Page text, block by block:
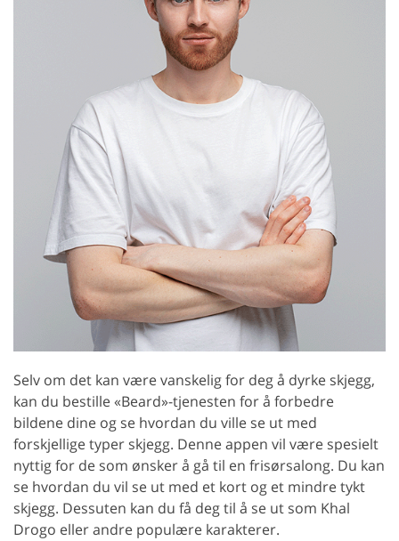
Selv om det kan være vanskelig for deg å dyrke skjegg,
kan du bestille «Beard»-tjenesten for å forbedre
bildene dine og se hvordan du ville se ut med
forskjellige typer skjegg. Denne appen vil være spesielt
nyttig for de som ønsker å gå til en frisørsalong. Du kan
se hvordan du vil se ut med et kort og et mindre tykt
skjegg. Dessuten kan du få deg til å se ut som Khal
Drogo eller andre populære karakterer.